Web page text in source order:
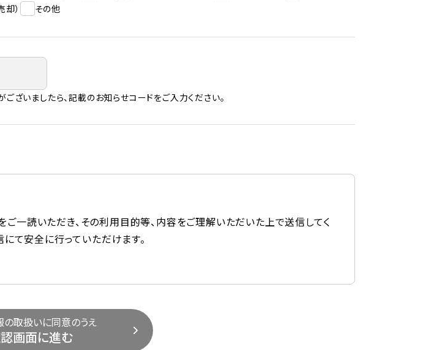
）
その他
ざいましたら、記載のお知らせコードをご入力ください。
一読いただき、その利用目的等、内容をご理解いただいた上で送信してく
て安全に行っていただけます。
取扱いに同意のうえ
画面に進む